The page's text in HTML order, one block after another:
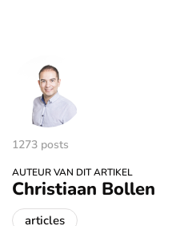
1273 posts
AUTEUR VAN DIT ARTIKEL
Christiaan Bollen
articles